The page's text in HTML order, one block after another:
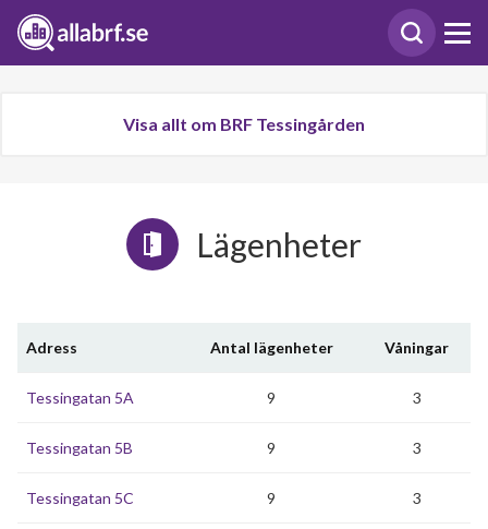
Visa allt om BRF Tessingården
Lägenheter
Adress Antal lägenheter Våningar
Tessingatan 5A 9 3
Tessingatan 5B 9 3
Tessingatan 5C 9 3